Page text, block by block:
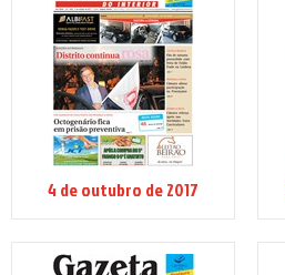
4 de outubro de 2017